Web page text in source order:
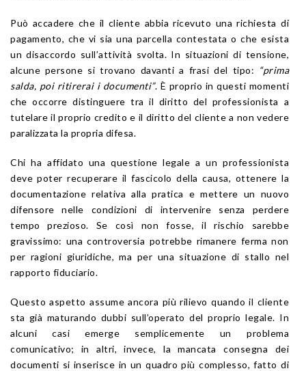
Può accadere che il cliente abbia ricevuto una richiesta di
pagamento, che vi sia una parcella contestata o che esista
un disaccordo sull’attività svolta. In situazioni di tensione,
alcune persone si trovano davanti a frasi del tipo: “prima
salda, poi ritirerai i documenti”. È proprio in questi momenti
che occorre distinguere tra il diritto del professionista a
tutelare il proprio credito e il diritto del cliente a non vedere
paralizzata la propria difesa.
Chi ha affidato una questione legale a un professionista
deve poter recuperare il fascicolo della causa, ottenere la
documentazione relativa alla pratica e mettere un nuovo
difensore nelle condizioni di intervenire senza perdere
tempo prezioso. Se così non fosse, il rischio sarebbe
gravissimo: una controversia potrebbe rimanere ferma non
per ragioni giuridiche, ma per una situazione di stallo nel
rapporto fiduciario.
Questo aspetto assume ancora più rilievo quando il cliente
sta già maturando dubbi sull’operato del proprio legale. In
alcuni casi emerge semplicemente un problema
comunicativo; in altri, invece, la mancata consegna dei
documenti si inserisce in un quadro più complesso, fatto di